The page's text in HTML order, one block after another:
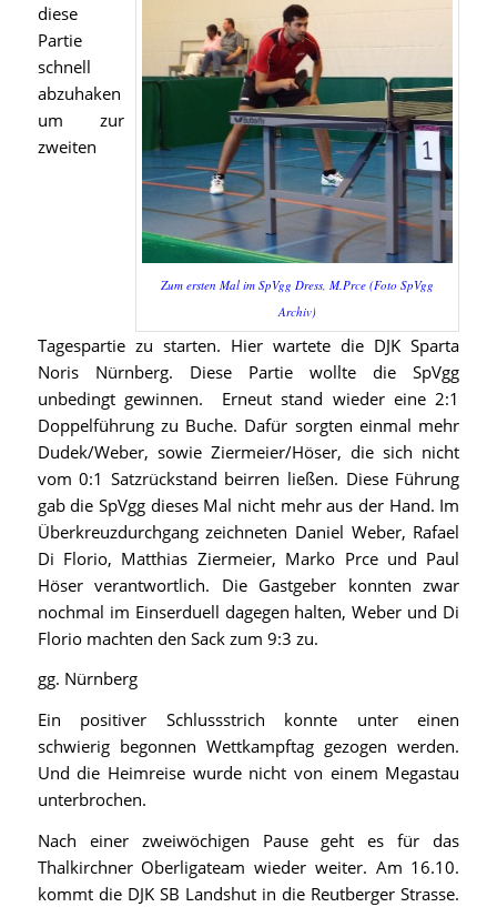
Zum ersten Mal im SpVgg Dress, M.Prce (Foto SpVgg
Archiv)
diese
Partie
schnell
abzuhaken
um zur
zweiten
Tagespartie zu starten. Hier wartete die DJK Sparta
Noris Nürnberg. Diese Partie wollte die SpVgg
unbedingt gewinnen. Erneut stand wieder eine 2:1
Doppelführung zu Buche. Dafür sorgten einmal mehr
Dudek/Weber, sowie Ziermeier/Höser, die sich nicht
vom 0:1 Satzrückstand beirren ließen. Diese Führung
gab die SpVgg dieses Mal nicht mehr aus der Hand. Im
Überkreuzdurchgang zeichneten Daniel Weber, Rafael
Di Florio, Matthias Ziermeier, Marko Prce und Paul
Höser verantwortlich. Die Gastgeber konnten zwar
nochmal im Einserduell dagegen halten, Weber und Di
Florio machten den Sack zum 9:3 zu.
gg. Nürnberg
Ein positiver Schlussstrich konnte unter einen
schwierig begonnen Wettkampftag gezogen werden.
Und die Heimreise wurde nicht von einem Megastau
unterbrochen.
Nach einer zweiwöchigen Pause geht es für das
Thalkirchner Oberligateam wieder weiter. Am 16.10.
kommt die DJK SB Landshut in die Reutberger Strasse.